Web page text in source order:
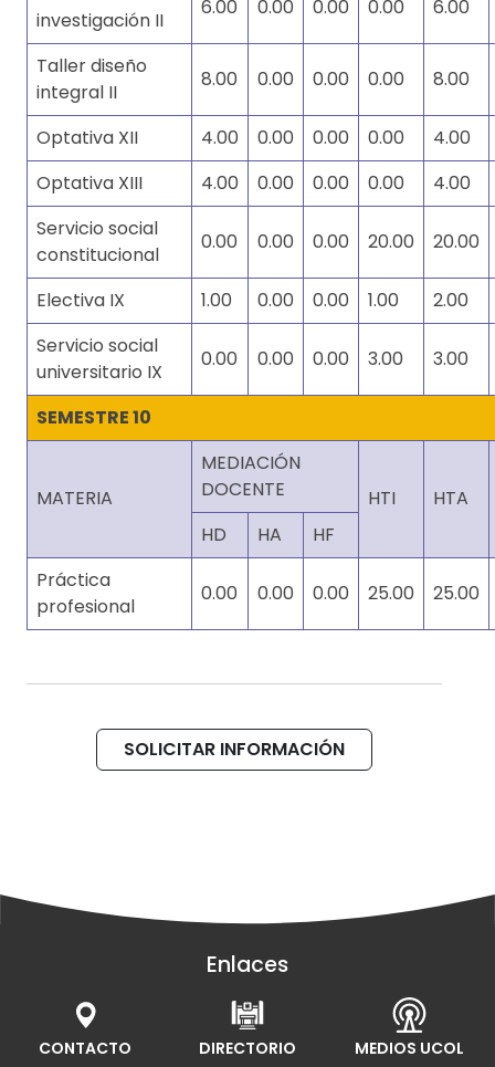
investigación II
6.00 0.00 0.00 0.00 6.00
Taller diseño
integral II
8.00 0.00 0.00 0.00 8.00
Optativa XII 4.00 0.00 0.00 0.00
4.00
Optativa XIII
4.00 0.00 0.00 0.00
4.00
Servicio social
constitucional
0.00 0.00 0.00 20.00 20.00
Electiva IX 1.00 0.00 0.00 1.00
2.00
Servicio social
universitario IX
0.00 0.00 0.00 3.00 3.00
SEMESTRE 10
MATERIA
MEDIACIÓN
DOCENTE
HTI
HTA
HD
HA
HF
Práctica
profesional
0.00 0.00 0.00 25.00 25.00
SOLICITAR INFORMACIÓN
Enlaces
CONTACTO DIRECTORIO MEDIOS UCOL